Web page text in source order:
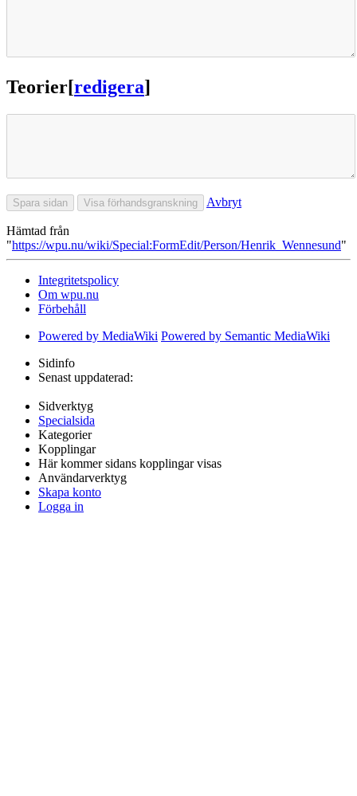
Teorier[redigera]
Avbryt
Hämtad från
"https://wpu.nu/wiki/Special:FormEdit/Person/Henrik_Wennesund"
Integritetspolicy
Om wpu.nu
Förbehåll
Powered by MediaWiki Powered by Semantic MediaWiki
Sidinfo
Senast uppdaterad:
Sidverktyg
Specialsida
Kategorier
Kopplingar
Här kommer sidans kopplingar visas
Användarverktyg
Skapa konto
Logga in